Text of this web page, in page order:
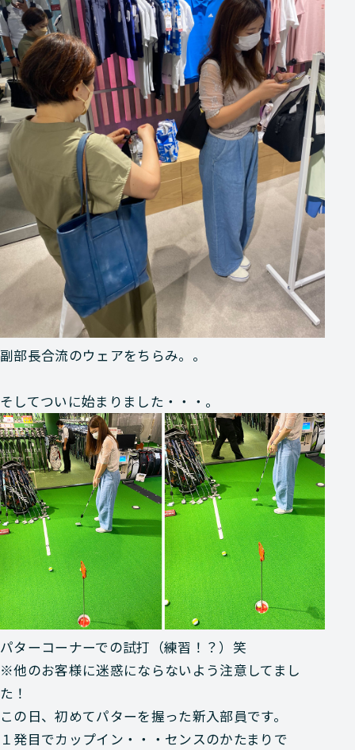
副部長合流のウェアをちらみ。。
そしてついに始まりました・・・。
パターコーナーでの試打（練習！？）笑
※他のお客様に迷惑にならないよう注意してまし
た！
この日、初めてパターを握った新入部員です。
１発目でカップイン・・・センスのかたまりで